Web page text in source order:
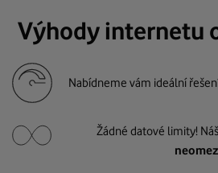
Výhody internetu
Nabídneme vám ideální
Žádné datové limity!